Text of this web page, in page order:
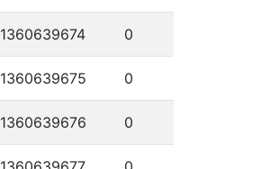
1360639674 0
1360639675 0
1360639676 0